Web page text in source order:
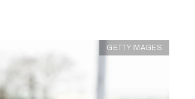
GETTY IMAGES